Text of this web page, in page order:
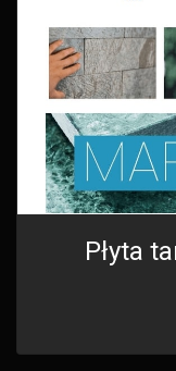
Płyta